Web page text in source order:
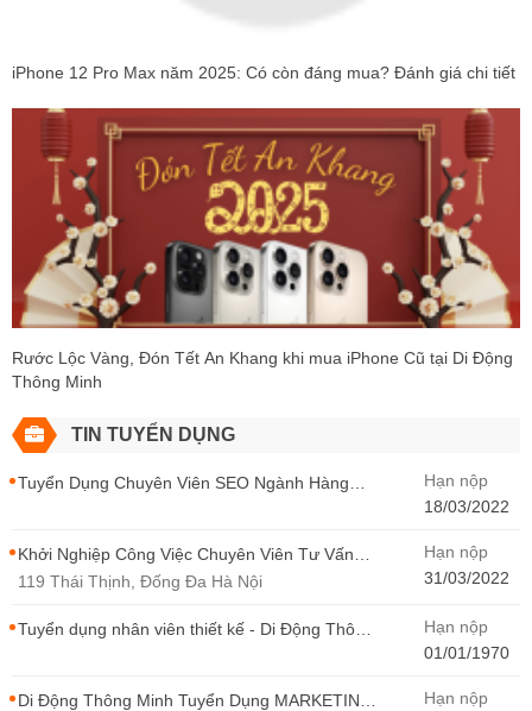
iPhone 12 Pro Max năm 2025: Có còn đáng mua? Đánh giá chi tiết
Rước Lộc Vàng, Đón Tết An Khang khi mua iPhone Cũ tại Di Động
Thông Minh
TIN TUYỂN DỤNG
Tuyển Dụng Chuyên Viên SEO Ngành Hàng
Hạn nộp
18/03/2022
Khởi Nghiệp Công Việc Chuyên Viên Tư Vấn
Bán Hàng Di Động Thông Minh
119 Thái Thịnh, Đống Đa Hà Nội
Hạn nộp
31/03/2022
Tuyển dụng nhân viên thiết kế - Di Động Thông
Hạn nộp
01/01/1970
Di Động Thông Minh Tuyển Dụng MARKETING
Hạn nộp